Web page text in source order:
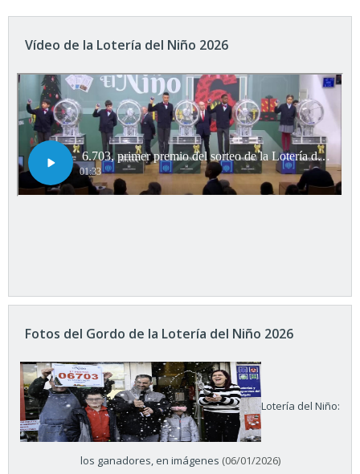
Vídeo de la Lotería del Niño 2026
Fotos del Gordo de la Lotería del Niño 2026
Lotería del Niño:
los ganadores, en imágenes (06/01/2026)